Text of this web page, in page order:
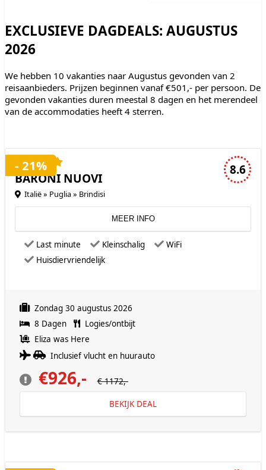
EXCLUSIEVE DAGDEALS: AUGUSTUS
2026
We hebben 10 vakanties naar Augustus gevonden van 2
reisaanbieders. Prijzen beginnen vanaf €501,- per persoon. De
gevonden vakanties duren meestal 8 dagen en het merendeel
van de accommodaties heeft 4 sterren.
8.6
BARONI NUOVI
Italië » Puglia » Brindisi
MEER INFO
Last minute Kleinschalig
WiFi
Huisdiervriendelijk
Zondag 30 augustus 2026
8 Dagen
Logies/ontbijt
Eliza was Here
Inclusief vlucht en huurauto
€926,- € 1172,-
- 21%
BEKIJK DEAL